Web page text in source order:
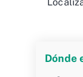
Dónde